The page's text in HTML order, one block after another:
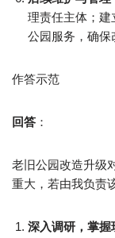
理责任主体；
公园服务，确保
作答示范​
回答 ：​
老旧公园改造升级
重大，若由我负责
深入调研，掌握